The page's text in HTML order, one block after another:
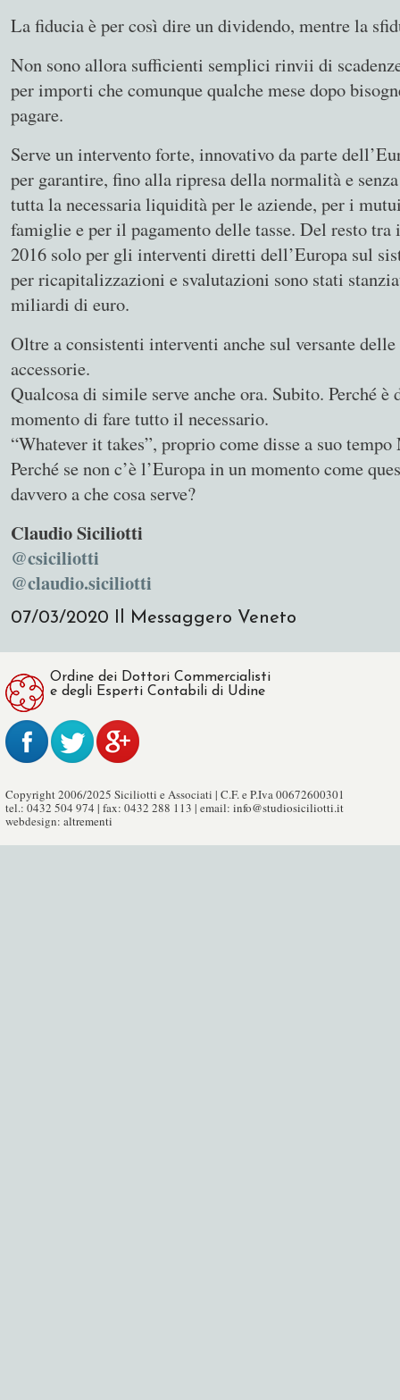
La fiducia è per così dire un dividendo, mentre la
Non sono allora sufficienti semplici rinvii di
per importi che comunque qualche mese dopo
pagare.
Serve un intervento forte, innovativo da parte
per garantire, fino alla ripresa della normalità e
tutta la necessaria liquidità per le aziende, per i
famiglie e per il pagamento delle tasse. Del resto
2016 solo per gli interventi diretti dell’Europa sul
per ricapitalizzazioni e svalutazioni sono stati
miliardi di euro.
Oltre a consistenti interventi anche sul versante delle
accessorie.
Qualcosa di simile serve anche ora. Subito. Perché è
momento di fare tutto il necessario.
“Whatever it takes”, proprio come disse a suo
Perché se non c’è l’Europa in un momento come
davvero a che cosa serve?
Claudio Siciliotti
@csiciliotti
@claudio.siciliotti
07/03/2020 Il Messaggero Veneto
Ordine dei Dottori Commercialisti
e degli Esperti Contabili di Udine
Copyright 2006/2025 Siciliotti e Associati | C.F. e P.Iva 00672600301
tel.: 0432 504 974 | fax: 0432 288 113 | email: info@studiosiciliotti.it
webdesign: altrementi